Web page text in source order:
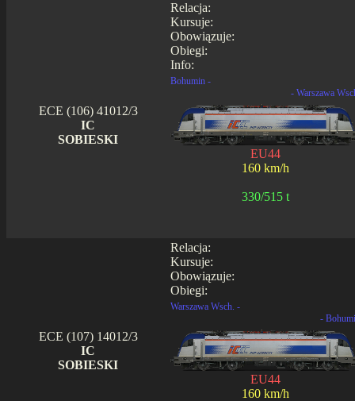
Relacja:
Kursuje:
Obowiązuje:
Obiegi:
Info:
ECE (106) 41012/3
IC
SOBIESKI
Bohumin -
- Warszawa
EU44
160 km/h
330/515 t
Relacja:
Kursuje:
Obowiązuje:
Obiegi:
ECE (107) 14012/3
IC
SOBIESKI
Warszawa Wsch. -
-
EU44
160 km/h